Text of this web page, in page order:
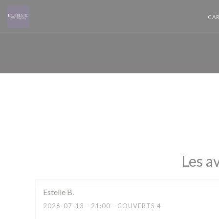
Les
Estelle B
2026-07-13 - 21:00 - COUVERTS 4